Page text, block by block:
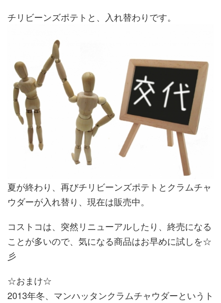
チリビーンズポテトと、入れ替わりです。
夏が終わり、再びチリビーンズポテトとクラムチャ
ウダーが入れ替り、現在は販売中。
コストコは、突然リニューアルしたり、終売になる
ことが多いので、気になる商品はお早めに試しを☆
彡
☆おまけ☆
2013年冬、マンハッタンクラムチャウダーというト